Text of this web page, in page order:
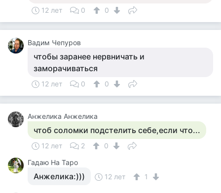
12 лет 0 0
Вадим Чепуров
чтобы заранее нервничать и
заморачиваться
12 лет 0 0
Анжелика Анжелика
чтоб соломки подстелить себе,если что...
12 лет 2
0
Гадаю На Таро
Анжелика:))) 12 лет 1